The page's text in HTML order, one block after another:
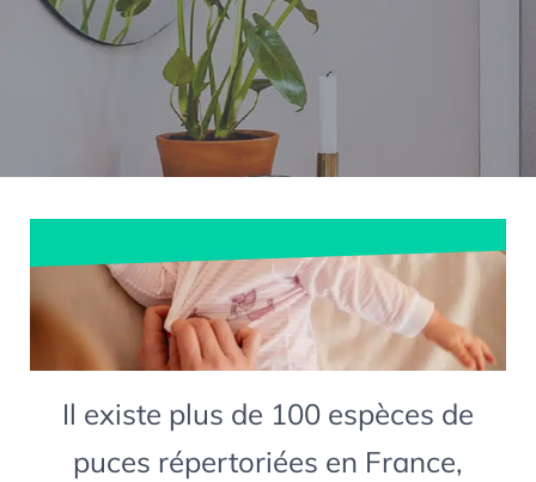
Il existe plus de 100 espèces de
puces répertoriées en France,